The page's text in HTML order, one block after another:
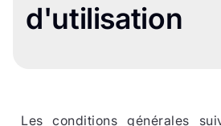
d'utilisation
Les conditions générales